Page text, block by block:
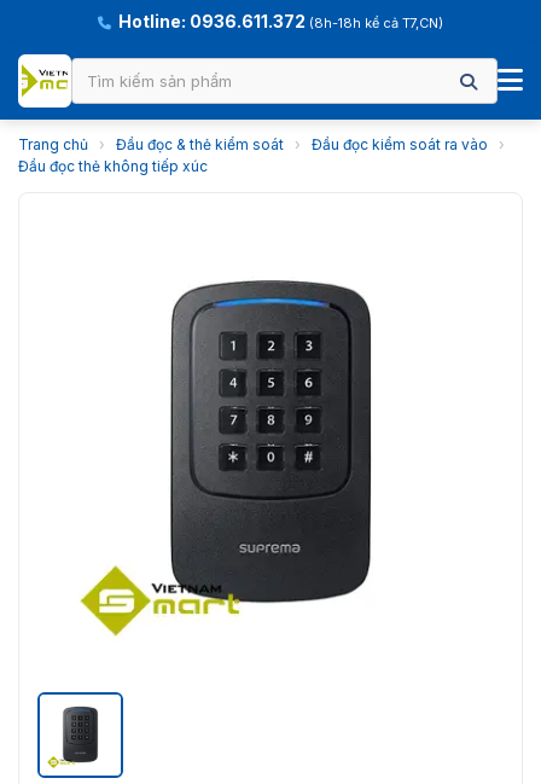
Hotline: 0936.611.372 (8h-18h kể cả T7,CN)
Trang chủ › Đầu đọc & thẻ kiểm soát › Đầu đọc kiểm soát ra vào
›
Đầu đọc thẻ không tiếp xúc